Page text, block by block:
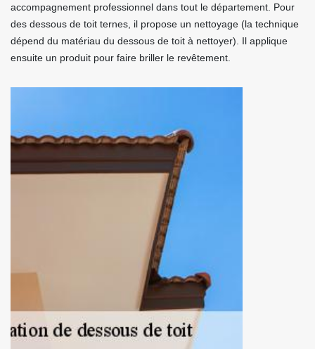
accompagnement professionnel dans tout le département. Pour
des dessous de toit ternes, il propose un nettoyage (la technique
dépend du matériau du dessous de toit à nettoyer). Il applique
ensuite un produit pour faire briller le revêtement.